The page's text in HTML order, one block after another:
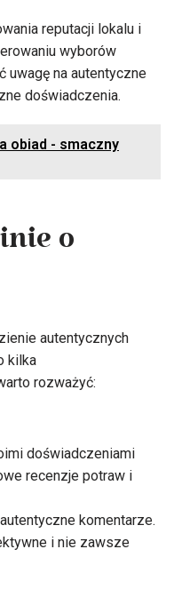
reputacji lokalu i
wyborów
uwagę na autentyczne
doświadczenia.
obiad - smaczny
o
autentycznych
kilka
rozważyć:
doświadczeniami
recenzje potraw i
komentarze.
i nie zawsze